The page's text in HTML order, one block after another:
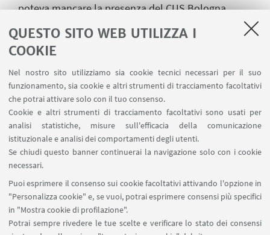
QUESTO SITO WEB UTILIZZA I
COOKIE
Nel nostro sito utilizziamo sia cookie tecnici necessari per il suo
funzionamento, sia cookie e altri strumenti di tracciamento facoltativi
che potrai attivare solo con il tuo consenso.
Cookie e altri strumenti di tracciamento facoltativi sono usati per
analisi statistiche, misure sull'efficacia della comunicazione
istituzionale e analisi dei comportamenti degli utenti.
Se chiudi questo banner continuerai la navigazione solo con i cookie
necessari.
Puoi esprimere il consenso sui cookie facoltativi attivando l'opzione in
"Personalizza cookie" e, se vuoi, potrai esprimere consensi più specifici
in "Mostra cookie di profilazione".
Potrai sempre rivedere le tue scelte e verificare lo stato dei consensi
poteva mancare la presenza del CUS Bologna.
Di valora la delegazione biancorossa che cercherà
di portare l’onore e il prestigio dell’Alma Mater
partirà da via San Giacomo 9/2, nel cuore della
cittadella universitaria, troviamo Chiara Boschi,
dirigente CUS Bologna; Silvia Lombardi, dirigente
CUS Bologna; Fabiana Mattioli, professoressa
ordinaria di Diritto Romano e Fondamenti del
diritto europeo; Simone Babbi, tutor didattico nel il
corso di laurea in Infermieristica e Michele Bronzi,
tecnico informatico Cla di Forlì.